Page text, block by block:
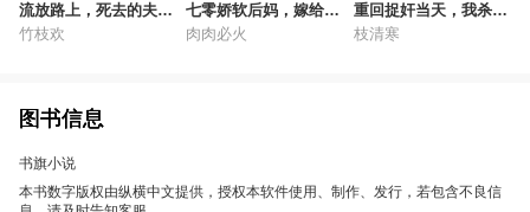
流放路上，死去的夫君
给我打配合
竹枝欢
七零娇软后妈，嫁给糙
汉首长养崽崽
肉肉必火
重回捉奸当天，我杀疯
后给全家上坟
枝清寒
图书信息
书旗小说
本书数字版权由纵横中文提供，授权本软件使用、制作、发行，若包含不良信